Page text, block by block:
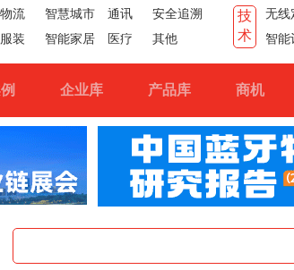
物流 智慧城市 通讯
安全追溯
服装 智能家居 医疗 其他
技
术
无线
智能
企业库 产品库 商机